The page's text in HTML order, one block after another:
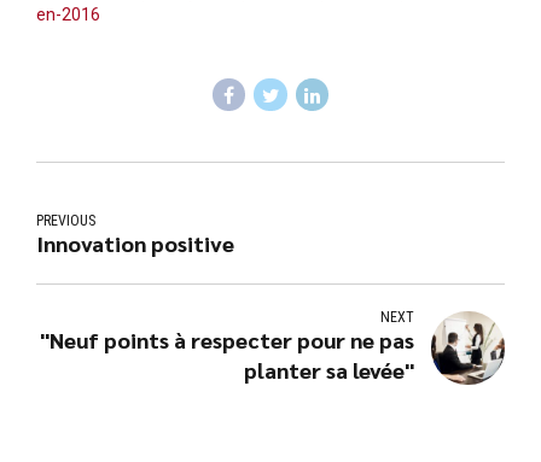
en-2016
PREVIOUS
Innovation positive
NEXT
"Neuf points à respecter pour ne pas
planter sa levée"